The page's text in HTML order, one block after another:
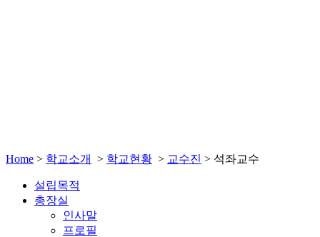
Home > 학교소개 > 학교현황 > 교수진 > 석좌교수
설립목적
총장실
인사말
프로필